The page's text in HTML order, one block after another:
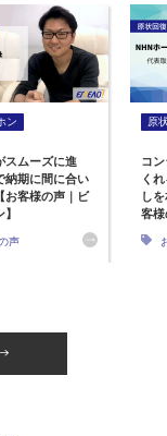
ン
スムーズに進
納期に間に合い
お客様の声｜ビ
声
原
コ
く
し
客